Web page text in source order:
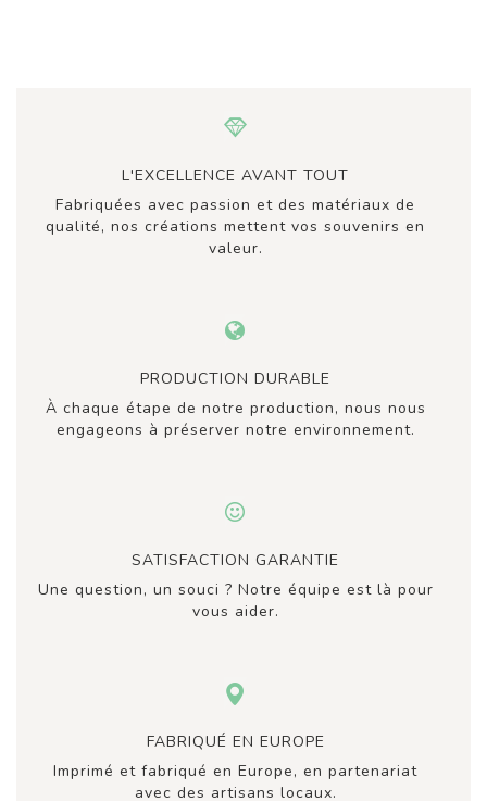
L'EXCELLENCE AVANT TOUT
Fabriquées avec passion et des matériaux de
qualité, nos créations mettent vos souvenirs en
valeur.
PRODUCTION DURABLE
À chaque étape de notre production, nous nous
engageons à préserver notre environnement.
SATISFACTION GARANTIE
Une question, un souci ? Notre équipe est là pour
vous aider.
FABRIQUÉ EN EUROPE
Imprimé et fabriqué en Europe, en partenariat
avec des artisans locaux.